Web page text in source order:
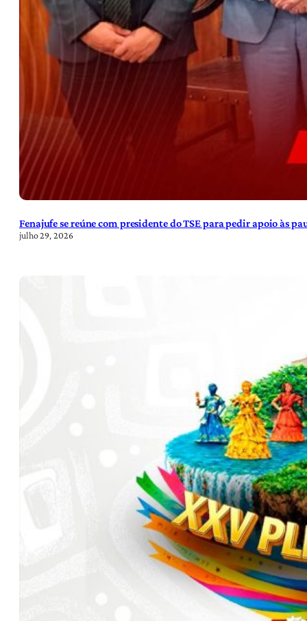
Fenajufe se reúne com presidente do TSE para pedir apoio às
julho 29, 2026